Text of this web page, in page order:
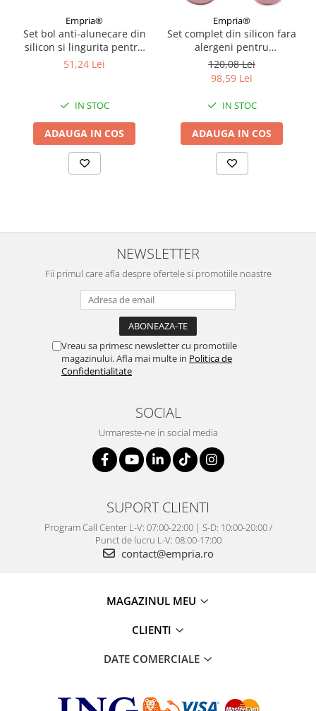
Empria®
Set bol anti-alunecare din
silicon si lingurita pentru
diversificare, Empria, Pui,
51,24 Lei
IN STOC
ADAUGA IN COS
Empria®
Set complet din silicon fara
alergeni pentru
diversificare bebe, Empria,
Veverita, Diverse culori
120,08 Lei
98,59 Lei
IN STOC
ADAUGA IN COS
NEWSLETTER
Fii primul care afla despre ofertele si promotiile noastre
Vreau sa primesc newsletter cu promotiile
magazinului. Afla mai multe in Politica de
Confidentialitate
SOCIAL
Urmareste-ne in social media
SUPORT CLIENTI
Program Call Center L-V: 07:00-22:00 | S-D: 10:00-20:00 /
Punct de lucru L-V: 08:00-17:00
contact@empria.ro
MAGAZINUL MEU
CLIENTI
DATE COMERCIALE